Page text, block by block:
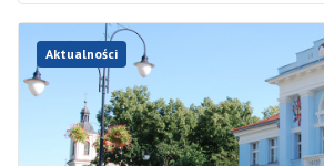
Aktualności